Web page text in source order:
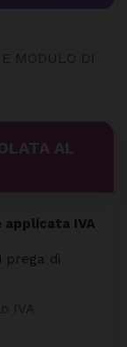
AL
applicata IVA
prega di
IVA